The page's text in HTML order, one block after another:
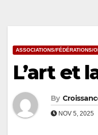
ASSOCIATIONS/FÉDÉRATIONS/
L’art et
By
NOV 5, 2025